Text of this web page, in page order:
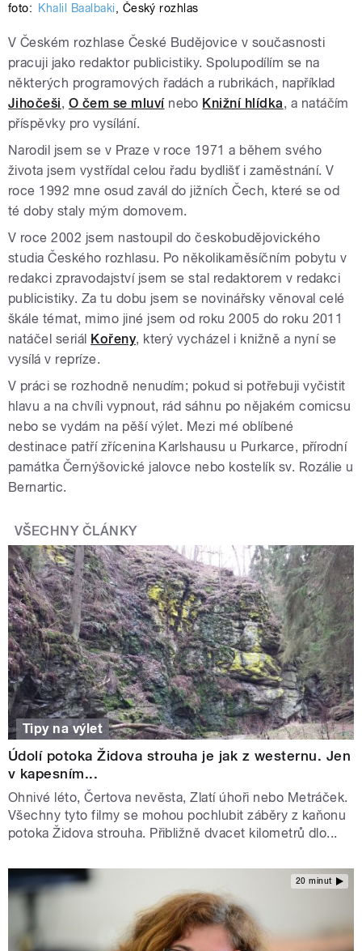
foto: Khalil Baalbaki, Český rozhlas
V Českém rozhlase České Budějovice v současnosti
pracuji jako redaktor publicistiky. Spolupodílím se na
některých programových řadách a rubrikách, například
Jihočeši, O čem se mluvínebo Knižní hlídka, a natáčím
příspěvky pro vysílání.
Narodil jsem se v Praze v roce 1971 a během svého
života jsem vystřídal celou řadu bydlišť i zaměstnání. V
roce 1992 mne osud zavál do jižních Čech, které se od
té doby staly mým domovem.
V roce 2002 jsem nastoupil do českobudějovického
studia Českého rozhlasu. Po několikaměsíčním pobytu v
redakci zpravodajství jsem se stal redaktorem v redakci
publicistiky. Za tu dobu jsem se novinářsky věnoval celé
škále témat, mimo jiné jsem od roku 2005 do roku 2011
natáčel seriál Kořeny, který vycházel i knižně a nyní se
vysílá v repríze.
V práci se rozhodně nenudím; pokud si potřebuji vyčistit
hlavu a na chvíli vypnout, rád sáhnu po nějakém comicsu
nebo se vydám na pěší výlet. Mezi mé oblíbené
destinace patří zřícenina Karlshausu u Purkarce, přírodní
památka Černýšovické jalovce nebo kostelík sv. Rozálie u
Bernartic.
VŠECHNY ČLÁNKY
Tipy na výlet
Údolí potoka Židova strouha je jak z westernu. Jen
v kapesním...
Ohnivé léto, Čertova nevěsta, Zlatí úhoři nebo Metráček.
Všechny tyto filmy se mohou pochlubit záběry z kaňonu
potoka Židova strouha. Přibližně dvacet kilometrů dlo...
20 minut